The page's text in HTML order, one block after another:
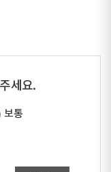
세요.
보통